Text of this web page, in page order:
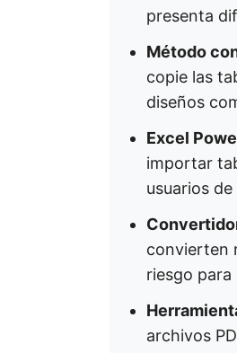
presenta
Método
copie las
diseños
Excel
importar
usuarios
convierten
riesgo
archivos